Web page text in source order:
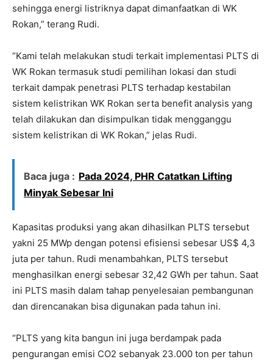
sehingga energi listriknya dapat dimanfaatkan di WK
Rokan,” terang Rudi.
“Kami telah melakukan studi terkait implementasi PLTS di
WK Rokan termasuk studi pemilihan lokasi dan studi
terkait dampak penetrasi PLTS terhadap kestabilan
sistem kelistrikan WK Rokan serta benefit analysis yang
telah dilakukan dan disimpulkan tidak mengganggu
sistem kelistrikan di WK Rokan,” jelas Rudi.
Baca juga : Pada 2024, PHR Catatkan Lifting
Minyak Sebesar Ini
Kapasitas produksi yang akan dihasilkan PLTS tersebut
yakni 25 MWp dengan potensi efisiensi sebesar US$ 4,3
juta per tahun. Rudi menambahkan, PLTS tersebut
menghasilkan energi sebesar 32,42 GWh per tahun. Saat
ini PLTS masih dalam tahap penyelesaian pembangunan
dan direncanakan bisa digunakan pada tahun ini.
“PLTS yang kita bangun ini juga berdampak pada
pengurangan emisi CO2 sebanyak 23.000 ton per tahun